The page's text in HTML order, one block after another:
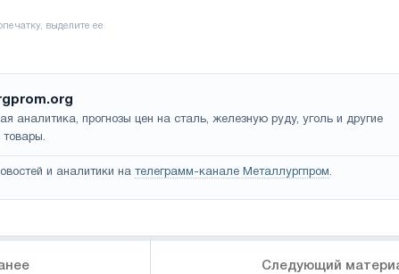
аналитика, прогнозы цен на сталь, железную руду, уголь и другие
товары.
и аналитики на телеграмм-канале Металлургпром.
Следующий